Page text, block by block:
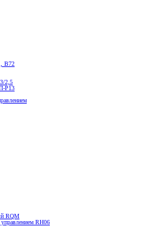
В72
2,5
Р13
RQM
управлением RH06